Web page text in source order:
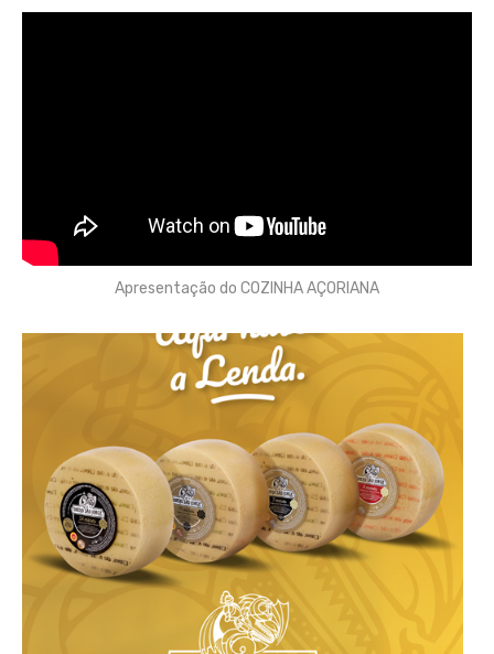
Apresentação do COZINHA AÇORIANA